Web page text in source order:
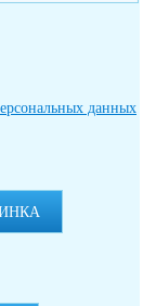
данных